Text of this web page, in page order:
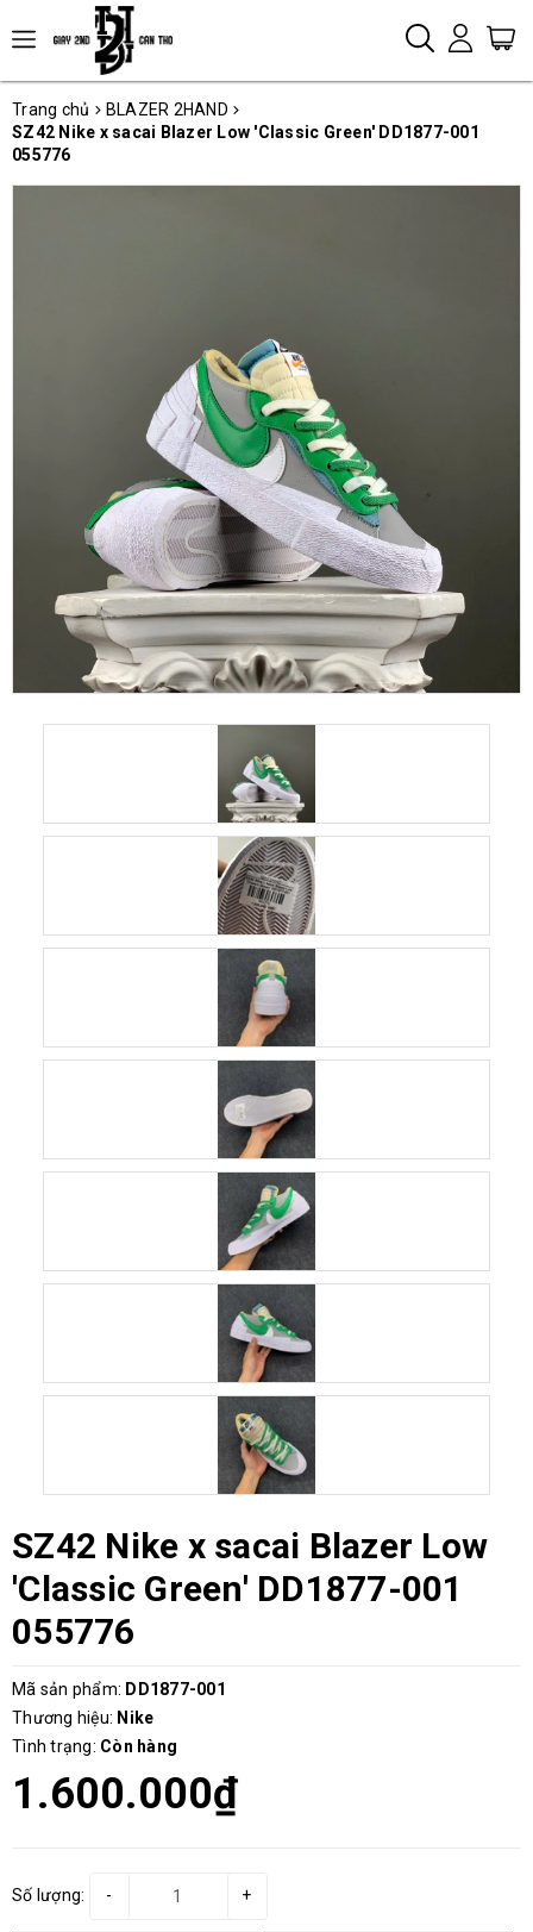
Trang chủ
BLAZER 2HAND
SZ42 Nike x sacai Blazer Low 'Classic Green' DD1877-001
055776
SZ42 Nike x sacai Blazer Low
'Classic Green' DD1877-001
055776
Mã sản phẩm: DD1877-001
Thương hiệu: Nike
Tình trạng: Còn hàng
1.600.000₫
Số lượng: +
-